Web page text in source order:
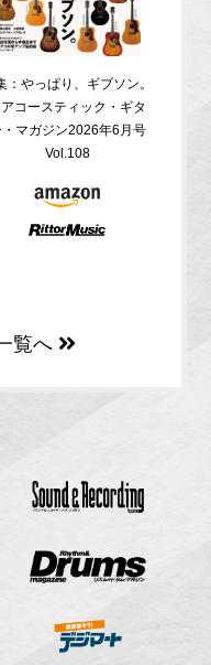
：やっぱり、ギブソン。
アコースティック・ギタ
・マガジン2026年6月号
Vol.108
覧へ